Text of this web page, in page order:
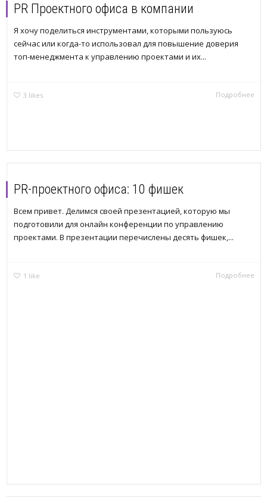
PR Проектного офиса в компании
Я хочу поделиться инструментами, которыми пользуюсь
сейчас или когда-то использовал для повышение доверия
топ-менеджмента к управлению проектами и их...
3 likes Подробнее
PR-проектного офиса: 10 фишек
Всем привет. Делимся своей презентацией, которую мы
подготовили для онлайн конференции по управлению
проектами. В презентации перечислены десять фишек,...
1 like Подробнее